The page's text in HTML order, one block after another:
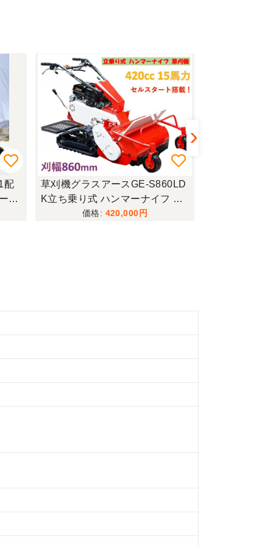
GE-S860LD
ーナイフ 草
15馬力
ミニユンボクボタU30-3S油圧シ
ョベル！配管 倍速 ゴムキャタ 4
WAYマルチ！2,054,000